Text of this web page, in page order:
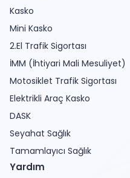
Kasko
Mini Kasko
2.El Trafik Sigortası
İMM (İhtiyari Mali Mesuliyet)
Motosiklet Trafik Sigortası
Elektrikli Araç Kasko
DASK
Seyahat Sağlık
Tamamlayıcı Sağlık
Yardım